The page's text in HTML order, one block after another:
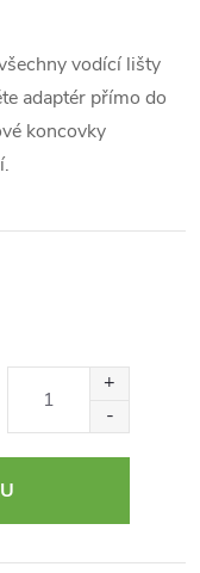
vodící lišty
adaptér přímo do
koncovky